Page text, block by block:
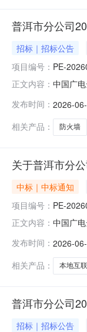
普洱市分公司
招标｜招标公告
项目编号： PE-
正文内容： 中国广
采购方
发布时间： 2026-
相关产品：
防火墙
关于普洱市分
中标｜中标通知
项目编号： PE-
正文内容： 中国广
招标，
发布时间： 2026-
相关产品：
本地互
普洱市分公司
招标｜招标公告